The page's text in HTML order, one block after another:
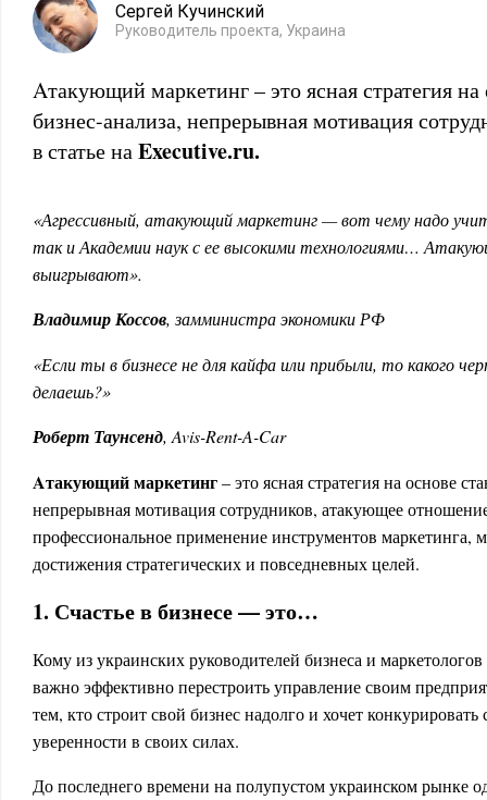
Сергей Кучинский
Руководитель проекта, Украина
Aтакующий маркетинг –это ясная стратегия
бизнес-анализа, непрерывная мотивация
в статье наExecutive.ru.
«Агрессивный, атакующий маркетинг — вот чему надо
так и Академии наук с ее высокими технологиями…
выигрывают».
Владимир Коссов, замминистра экономики РФ
«Если ты в бизнесе не для кайфа или прибыли, то какого
делаешь?»
Роберт Таунсенд, Avis-Rent-A-Car
Aтакующий маркетинг– это ясная стратегия на основе
непрерывная мотивация сотрудников, атакующее
профессиональное применение инструментов маркетинга,
достижения стратегических и повседневных целей.
1. Счастье в бизнесе — это…
Кому из украинских руководителей бизнеса и
важно эффективно перестроить управление своим
тем, кто строит свой бизнес надолго и хочет
уверенности в своих силах.
До последнего времени на полупустом украинском рынке